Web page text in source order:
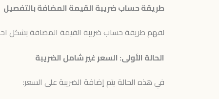
طريقة حساب ضريبة القيمة المضافة بالتفصيل
لفهم طريقة حساب ضريبة القيمة المضافة بشكل
الحالة الأولى: السعر غير شامل الضريبة
في هذه الحالة يتم إضافة الضريبة على السعر: